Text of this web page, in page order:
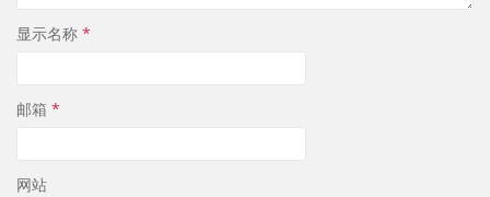
显示名称 *
邮箱 *
网站